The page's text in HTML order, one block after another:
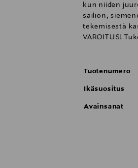
kun niiden
säiliön,
tekemisestä
VAROITUS!
Tuotenumero
Ikäsuositus
Avainsanat